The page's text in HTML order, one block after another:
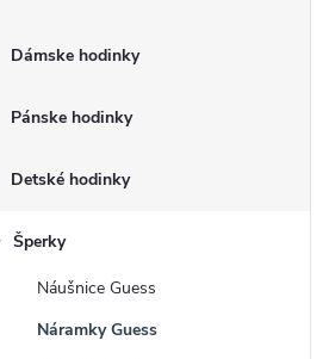
Dámske hodinky
Pánske hodinky
Detské hodinky
Šperky
Náušnice Guess
Náramky Guess